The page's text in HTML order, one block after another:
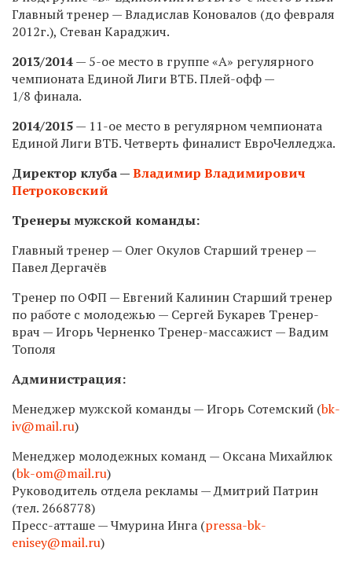
Главный тренер — Владислав Коновалов (до февраля
2012г.), Стеван Караджич.
2013/2014— 5-ое место в группе «А» регулярного
чемпионата Единой Лиги ВТБ. Плей-офф —
1/8 финала.
2014/2015— 11-ое место в регулярном чемпионата
Единой Лиги ВТБ. Четверть финалист ЕвроЧелледжа.
Директор клуба —Владимир Владимирович
Петроковский
Тренеры мужской команды:
Главный тренер — Олег Окулов Старший тренер —
Павел Дергачёв
Тренер по ОФП — Евгений Калинин Старший тренер
по работе с молодежью — Сергей Букарев Тренер-
врач — Игорь Черненко Тренер-массажист — Вадим
Тополя
Администрация:
Менеджер мужской команды — Игорь Сотемский (bk-
iv@mail.ru)
Менеджер молодежных команд — Оксана Михайлюк
(bk-om@mail.ru)
Руководитель отдела рекламы — Дмитрий Патрин
(тел. 2668778)
Пресс-атташе — Чмурина Инга (pressa-bk-
enisey@mail.ru)